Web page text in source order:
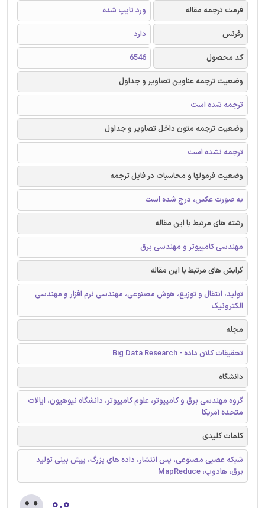
فرمت ترجمه مقاله
ورد تایپ شده
رفرنس
دارد
کد محصول
6546
وضعیت ترجمه عناوین تصاویر و جداول
ترجمه شده است
وضعیت ترجمه متون داخل تصاویر و جداول
ترجمه نشده است
وضعیت فرمولها و محاسبات در فایل ترجمه
به صورت عکس، درج شده است
رشته های مرتبط با این مقاله
مهندسی کامپیوتر و مهندسی برق
گرایش های مرتبط با این مقاله
تولید، انتقال و توزیع، هوش مصنوعی، مهندسی نرم افزار و مهندسی
الکترونیک
مجله
تحقیقات کلان داده - Big Data Research
دانشگاه
گروه مهندسی برق و کامپیوتر، علوم کامپیوتر، دانشگاه نیوهیون، ایالات
متحده آمریکا
کلمات کلیدی
شبکه عصبی مصنوعی، پس انتشار، داده های بزرگ، پیش بینی تولید
برق، هادوپ، MapReduce